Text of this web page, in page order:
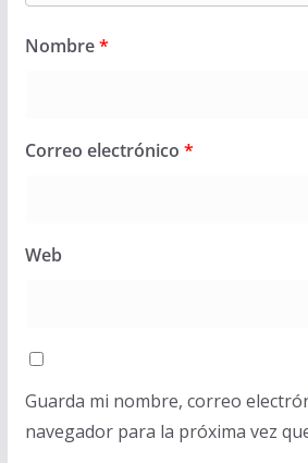
Nombre*
Correo electrónico *
Web
Guarda mi nombre, correo
navegador para la próxima vez